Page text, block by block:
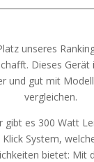
unseres
Dieses
und gut mit
vergleichen.
gibt es 300 Watt
System,
bietet: Mit